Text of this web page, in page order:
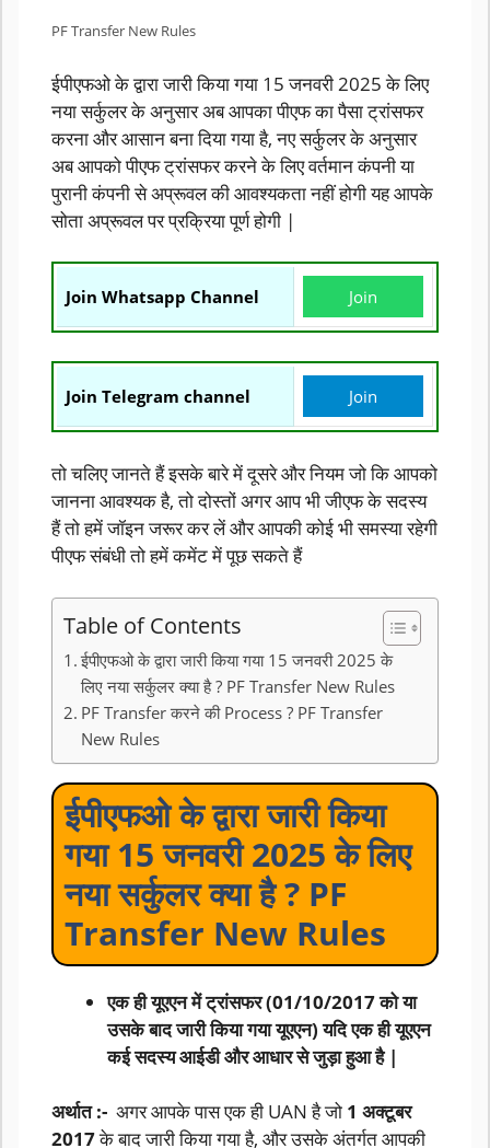
PF Transfer New Rules
ईपीएफओ के द्वारा जारी किया गया 15 जनवरी 2025 के लिए
नया सर्कुलर के अनुसार अब आपका पीएफ का पैसा ट्रांसफर
करना और आसान बना दिया गया है, नए सर्कुलर के अनुसार
अब आपको पीएफ ट्रांसफर करने के लिए वर्तमान कंपनी या
पुरानी कंपनी से अप्रूवल की आवश्यकता नहीं होगी यह आपके
सोता अप्रूवल पर प्रक्रिया पूर्ण होगी |
Join Whatsapp Channel Join
Join Telegram channel Join
तो चलिए जानते हैं इसके बारे में दूसरे और नियम जो कि आपको
जानना आवश्यक है, तो दोस्तों अगर आप भी जीएफ के सदस्य
हैं तो हमें जॉइन जरूर कर लें और आपकी कोई भी समस्या रहेगी
पीएफ संबंधी तो हमें कमेंट में पूछ सकते हैं
Table of Contents
ईपीएफओ के द्वारा जारी किया गया 15 जनवरी 2025 के
लिए नया सर्कुलर क्या है ? PF Transfer New Rules
PF Transfer करने की Process ? PF Transfer
New Rules
ईपीएफओ के द्वारा जारी किया
गया 15 जनवरी 2025 के लिए
नया सर्कुलर क्या है ? PF
Transfer New Rules
एक ही यूएएन में ट्रांसफर (01/10/2017 को या
उसके बाद जारी किया गया यूएएन) यदि एक ही यूएएन
कई सदस्य आईडी और आधार से जुड़ा हुआ है |
अर्थात :- अगर आपके पास एक ही UAN है जो 1 अक्टूबर
2017के बाद जारी किया गया है, और उसके अंतर्गत आपकी